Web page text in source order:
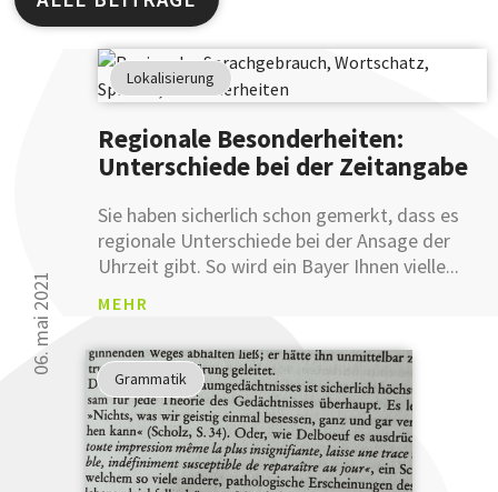
Lokalisierung
Regionale Besonderheiten:
Unterschiede bei der Zeitangabe
Sie haben sicherlich schon gemerkt, dass es
regionale Unterschiede bei der Ansage der
Uhrzeit gibt. So wird ein Bayer Ihnen vielle...
MEHR
06. mai 2021
Grammatik
Studien
haben
gezeigt
...
... dass
Sie Ihre
bereits
mit
an
unsere
sprachlichen
Tipps
verbessern
können.
30 000 Leser
sich nicht irren.